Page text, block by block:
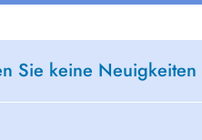
Sie keine Neuigkeiten